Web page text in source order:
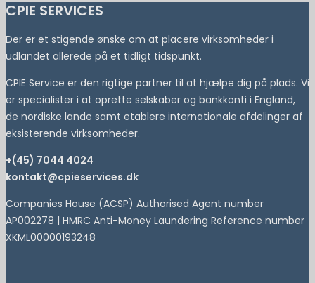
CPIE SERVICES
Der er et stigende ønske om at placere virksomheder i
udlandet allerede på et tidligt tidspunkt.
CPIE Service er den rigtige partner til at hjælpe dig på plads. Vi
er specialister i at oprette selskaber og bankkonti i England,
de nordiske lande samt etablere internationale afdelinger af
eksisterende virksomheder.
+(45) 7044 4024
kontakt@cpieservices.dk
Companies House (ACSP) Authorised Agent number
AP002278 | HMRC Anti-Money Laundering Reference number
XKML00000193248